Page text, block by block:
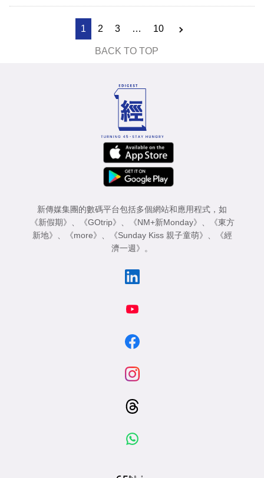
1 2 3 … 10
BACK TO TOP
新傳媒集團的數碼平台包括多個網站和應用程式，如
《新假期》 、 《GOtrip》 、 《NM+新Monday》 、
《東方
新地》 、 《more》 、 《Sunday Kiss 親子童萌》 、
《經
濟一週》 。